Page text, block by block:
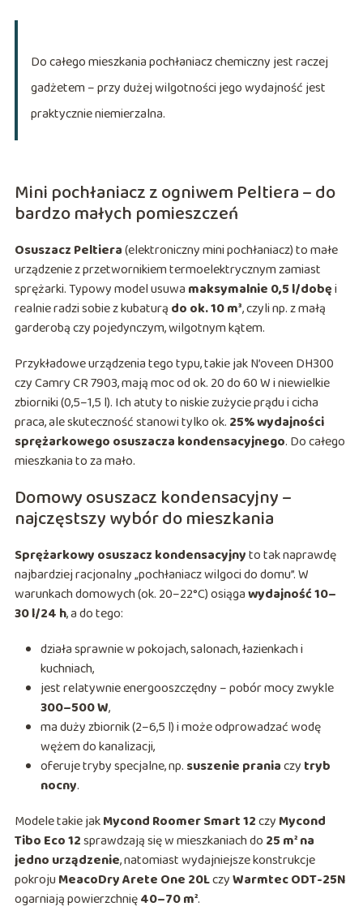
Do całego mieszkania pochłaniacz chemiczny jest raczej
gadżetem – przy dużej wilgotności jego wydajność jest
praktycznie niemierzalna.
Mini pochłaniacz z ogniwem Peltiera – do
bardzo małych pomieszczeń
Osuszacz Peltiera(elektroniczny mini pochłaniacz) to małe
urządzenie z przetwornikiem termoelektrycznym zamiast
sprężarki. Typowy model usuwa maksymalnie 0,5 l/dobęi
realnie radzi sobie z kubaturą do ok. 10 m³, czyli np. z małą
garderobą czy pojedynczym, wilgotnym kątem.
Przykładowe urządzenia tego typu, takie jak N’oveen DH300
czy Camry CR 7903, mają moc od ok. 20 do 60 W i niewielkie
zbiorniki (0,5–1,5 l). Ich atuty to niskie zużycie prądu i cicha
praca, ale skuteczność stanowi tylko ok. 25% wydajności
sprężarkowego osuszacza kondensacyjnego. Do całego
mieszkania to za mało.
Domowy osuszacz kondensacyjny –
najczęstszy wybór do mieszkania
Sprężarkowy osuszacz kondensacyjnyto tak naprawdę
najbardziej racjonalny „pochłaniacz wilgoci do domu”. W
warunkach domowych (ok. 20–22°C) osiągawydajność 10–
30 l/24 h, a do tego:
działa sprawnie w pokojach, salonach, łazienkach i
kuchniach,
jest relatywnie energooszczędny – pobór mocy zwykle
300–500 W,
ma duży zbiornik (2–6,5 l) i może odprowadzać wodę
wężem do kanalizacji,
oferuje tryby specjalne, np. suszenie praniaczy tryb
nocny.
Modele takie jakMycond Roomer Smart 12czy Mycond
Tibo Eco 12sprawdzają się w mieszkaniach do 25 m² na
jedno urządzenie, natomiast wydajniejsze konstrukcje
pokrojuMeacoDry Arete One 20LczyWarmtec ODT-25N
ogarniają powierzchnię40–70 m².